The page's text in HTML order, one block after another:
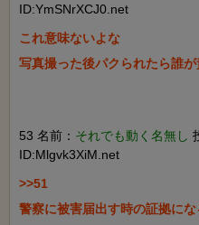
ID:YmSNrXCJ0.net
これ意味ないよな
写真撮った後パクられたら誰
53 名前： それでも動く名無し
ID:Mlgvk3XiM.net
>>51
警察に被害届出す時の証拠にな